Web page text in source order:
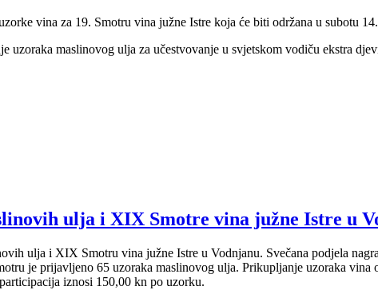
vina za 19. Smotru vina južne Istre koja će biti održana u subotu
uzoraka maslinovog ulja za učestvovanje u svjetskom vodiču ekstra
ulja i XIX Smotre vina južne Istre u
ulja i XIX Smotru vina južne Istre u Vodnjanu. Svečana podjela
je prijavljeno 65 uzoraka maslinovog ulja. Prikupljanje uzoraka
iznosi 150,00 kn po uzorku.